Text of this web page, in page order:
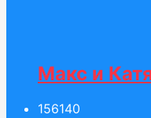
Макс и
156140